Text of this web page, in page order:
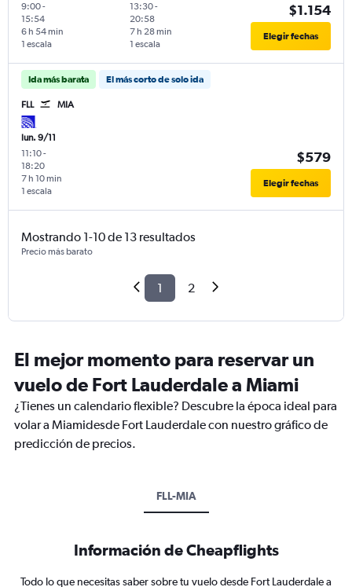
9:00-
15:54
1 escala
6 h 54 min
13:30-
20:58
1 escala
7 h 28 min
$1.154
Elegir fechas
Ida más barata El más corto de solo ida
FLL MIA
lun. 9/11
11:10-
18:20
1 escala
7 h 10 min
$579
Elegir fechas
Mostrando 1-10 de 13 resultados
Precio más barato
1 2
El mejor momento para reservar un
vuelo de Fort Lauderdale a Miami
¿Tienes un calendario flexible? Descubre la época ideal para
volar a Miamidesde Fort Lauderdale con nuestro gráfico de
predicción de precios.
FLL-MIA
Información de Cheapflights
Todo lo que necesitas saber sobre tu vuelo desde Fort Lauderdale a